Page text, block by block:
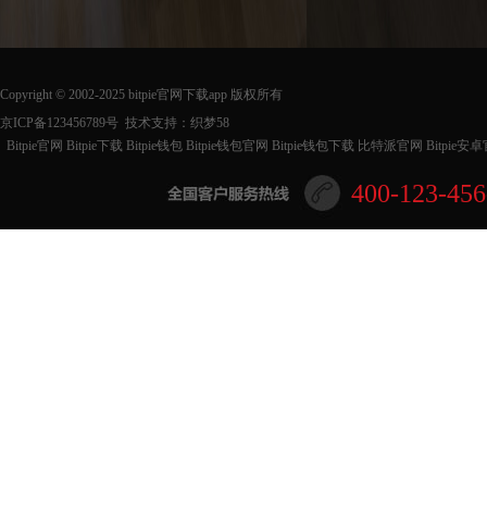
Copyright © 2002-2025 bitpie官网下载app 版权所有
京ICP备123456789号 技术支持 ： 织梦58
Bitpie官网 Bitpie下载 Bitpie钱包 Bitpie钱包官网 Bitpie钱包下载 比特派官网 Bitpie安卓
400-123-